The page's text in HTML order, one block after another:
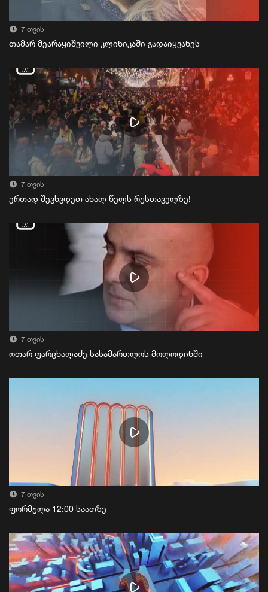
7 თვის
თამარ მეარაყიშვილი კლინიკაში გადაიყვანეს
7 თვის
ერთად შევხვდეთ ახალ წელს რუსთაველზე!
7 თვის
ოთარ ფარცხალაძე სასამართლოს მოლოდინში
7 თვის
ფორმულა 12:00 საათზე